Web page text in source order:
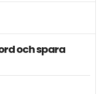
och spara